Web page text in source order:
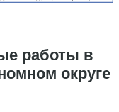
работы в
округе